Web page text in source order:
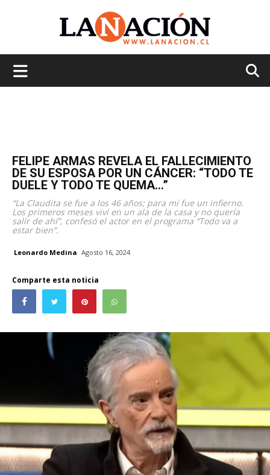
FELIPE ARMAS REVELA EL FALLECIMIENTO
DE SU ESPOSA POR UN CÁNCER: “TODO TE
DUELE Y TODO TE QUEMA…”
“La Claudita se fue a los 46 años; para mí fue un infierno.
Los primeros meses viví en un ala de la casa y no quería
salir de ahí”, confesó el actor en el programa “Todo va a
estar bien”.
Leonardo Medina Agosto 16, 2024
Comparte esta noticia